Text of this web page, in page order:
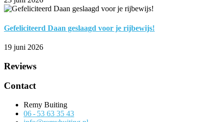
Gefeliciteerd Daan geslaagd voor je rijbewijs!
19 juni 2026
Reviews
Contact
Remy Buiting
06 - 53 63 35 43